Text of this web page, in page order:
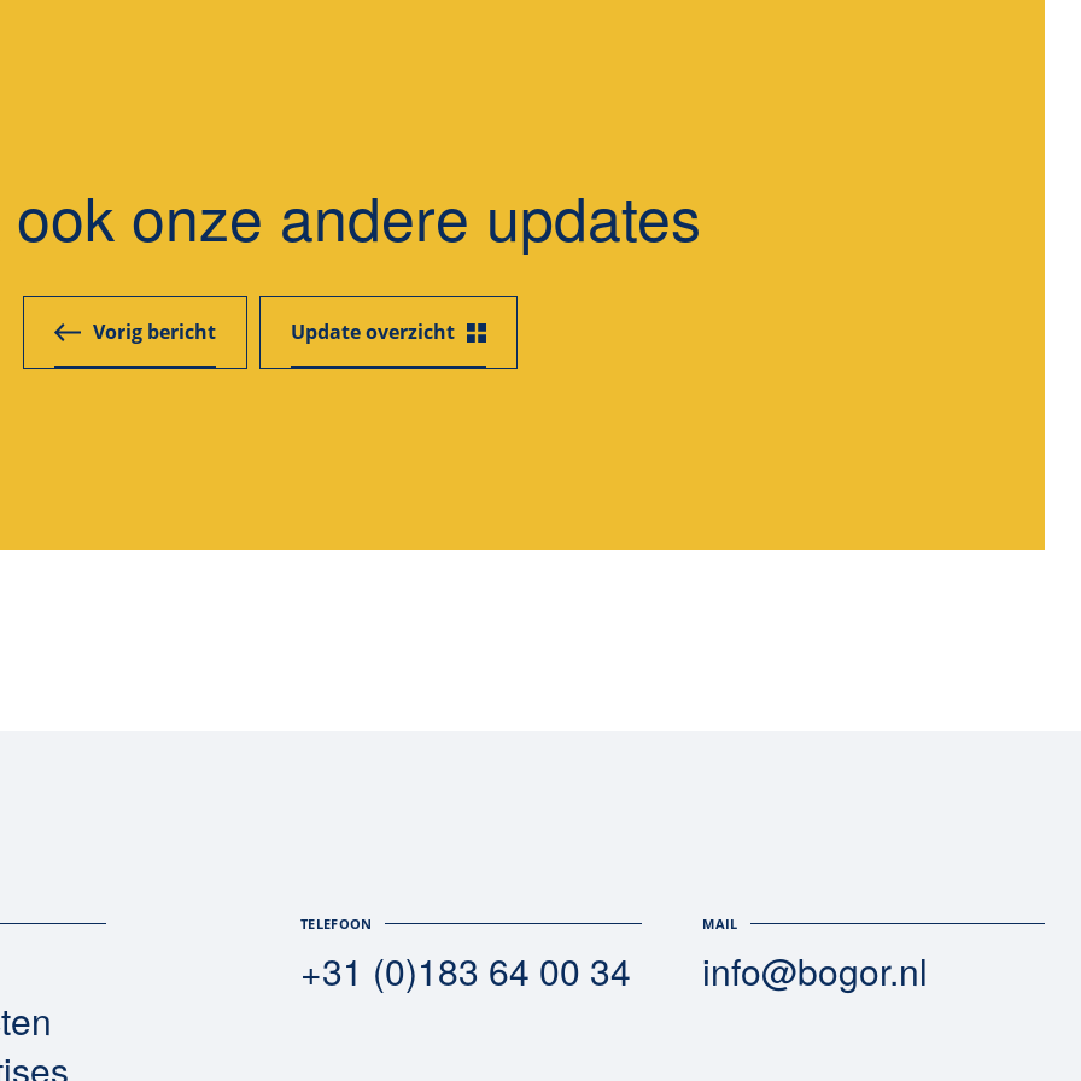
ook onze andere updates
Vorig bericht Update overzicht
TELEFOON
+31 (0)183 64 00 34
MAIL
info@bogor.nl